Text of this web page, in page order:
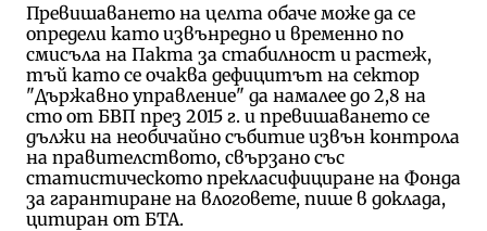
Превишаването на целта обаче може да се
определи като извънредно и временно по
смисъла на Пакта за стабилност и растеж,
тъй като се очаква дефицитът на сектор
"Държавно управление" да намалее до 2,8 на
сто от БВП през 2015 г. и превишаването се
дължи на необичайно събитие извън контрола
на правителството, свързано със
статистическото прекласифициране на Фонда
за гарантиране на влоговете, пише в доклада,
цитиран от БТА.